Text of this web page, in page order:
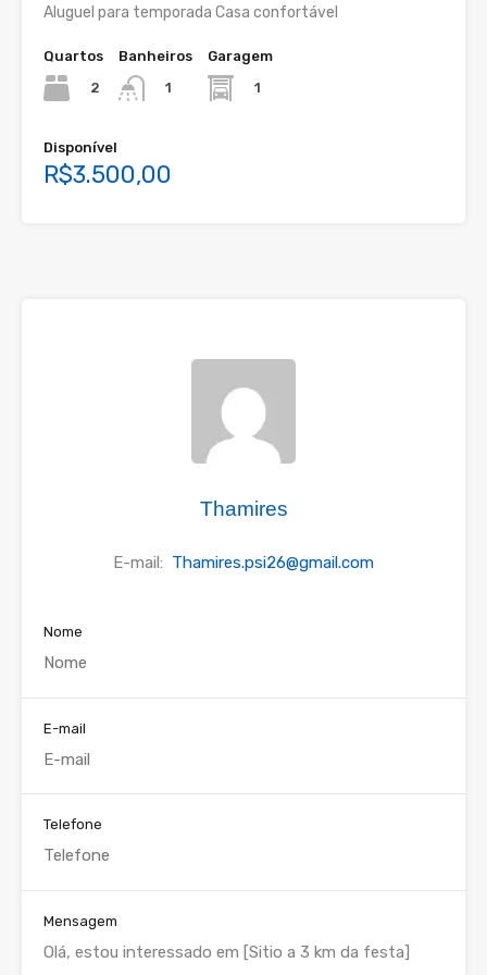
Aluguel para temporada Casa confortável
Quartos
2
Banheiros
1
Garagem
1
Disponível
R$3.500,00
Thamires
E-mail: Thamires.psi26@gmail.com
Nome
E-mail
Telefone
Mensagem